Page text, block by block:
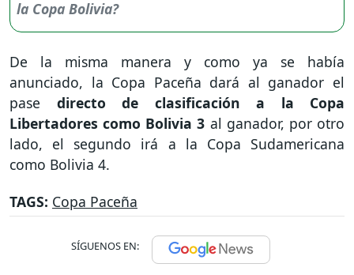
De la misma manera y como ya se había
anunciado, la Copa Paceña dará al ganador el
pase directo de clasificación a la Copa
Libertadores como Bolivia 3 al ganador, por otro
lado, el segundo irá a la Copa Sudamericana
como Bolivia 4.
TAGS: Copa Paceña
SÍGUENOS EN: